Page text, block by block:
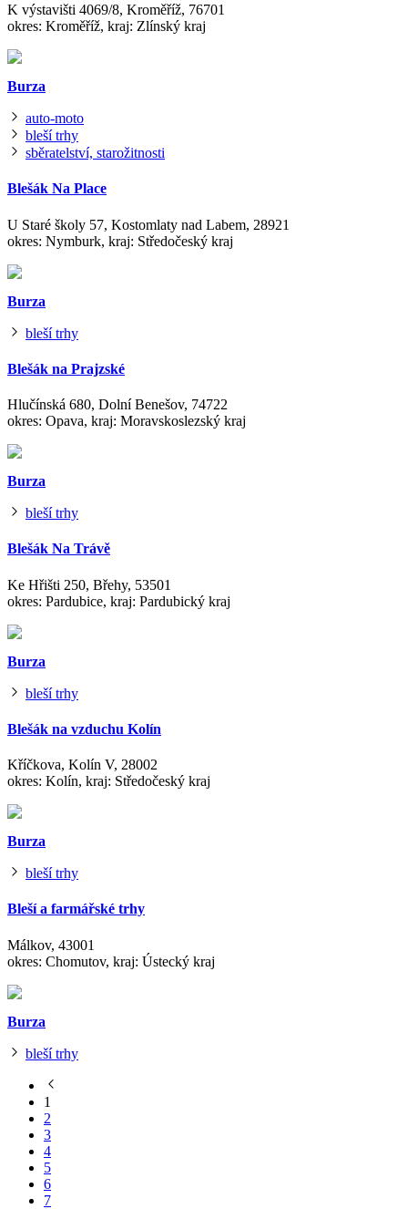
K výstavišti 4069/8, Kroměříž, 76701
okres: Kroměříž, kraj: Zlínský kraj
Burza
auto-moto
bleší trhy
sběratelství, starožitnosti
Blešák Na Place
U Staré školy 57, Kostomlaty nad Labem, 28921
okres: Nymburk, kraj: Středočeský kraj
Burza
bleší trhy
Blešák na Prajzské
Hlučínská 680, Dolní Benešov, 74722
okres: Opava, kraj: Moravskoslezský kraj
Burza
bleší trhy
Blešák Na Trávě
Ke Hřišti 250, Břehy, 53501
okres: Pardubice, kraj: Pardubický kraj
Burza
bleší trhy
Blešák na vzduchu Kolín
Kříčkova, Kolín V, 28002
okres: Kolín, kraj: Středočeský kraj
Burza
bleší trhy
Bleší a farmářské trhy
Málkov, 43001
okres: Chomutov, kraj: Ústecký kraj
Burza
bleší trhy
1
2
3
4
5
6
7